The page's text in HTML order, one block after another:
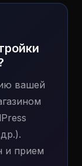
вашей
и прием